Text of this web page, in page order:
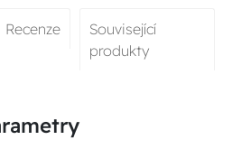
Recenze
Související
produkty